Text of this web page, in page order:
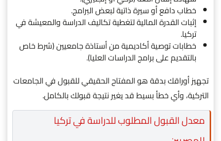
خطاب دافع أو سيرة ذاتية لبعض البرامج.
إثبات القدرة المالية لتغطية تكاليف الدراسة والمعيشة في
تركيا.
خطابات توصية أكاديمية من أستاذة جامعيين (شرط خاص
بالتقديم على برامج الدراسات العليا).
تجهيز أوراقك بدقة هو المفتاح الحقيقي للقبول في الجامعات
التركية، وأي خطأ بسيط قد يغير نتيجة قبولك بالكامل.
معدل القبول المطلوب للدراسة في تركيا